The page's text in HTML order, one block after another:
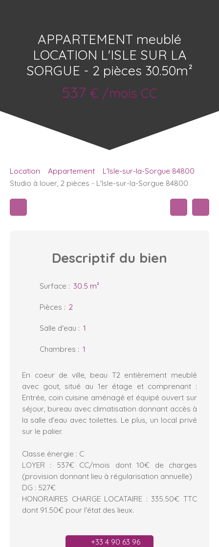
APPARTEMENT meublé
LOCATION L'ISLE SUR LA
SORGUE - 2 pièces 30.50m²
537 € /mois CC
Location Appartement
L'Isle-sur-la-Sorgue 84800
Studio à louer, 2 pièces - L'Isle-sur-la-Sorgue 84800
Descriptif du bien
Surface : 30.5 m²
Pièces : 2
Salle d'eau : 1
Chambres : 1
En coeur de ville, beau T2 entièrement meublé
avec gout, situé au 1er étage et comprenant :
Entrée, coin cuisine aménagé et équipé ouvert sur
séjour, bureau avec climatisation donnant accès à
la salle d'eau avec toilettes. Le plus, un local privé
sur le palier.
Classe énergie : C
LOYER : 537€ CC/mois dont 10€ de charges
(provision donnant lieu à régularisation annuelle)
DG : 527€
HONORAIRES CHARGE LOCATAIRE : 335.50€ TTC
dont 91.50€ pour l'état des lieux.
+33 4 90 63 96